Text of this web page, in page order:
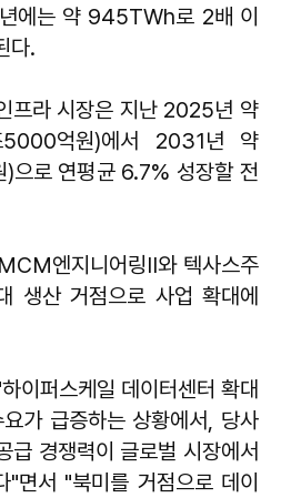
에는 약 945TWh로 2배 이
다.
프라 시장은 지난 2025년 약
억원)에서 2031년 약
로 연평균 6.7% 성장할 전
엔지니어링II와 텍사스주
생산 거점으로 사업 확대에
이퍼스케일 데이터센터 확대
가 급증하는 상황에서, 당사
급 경쟁력이 글로벌 시장에서
"면서 "북미를 거점으로 데이